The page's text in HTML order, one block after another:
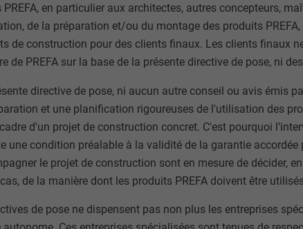
PREFA, en particulier aux architectes, autres concepteurs,
de la préparation et/ou du montage des produits
de construction pour des clients finaux. Les clients finaux
de PREFA sur la base de la présente directive de pose, ni
directive de pose, ni aucun autre conseil ou avis émis
et une planification rigoureuses de l'utilisation des
d'un projet de construction concret. C'est pourquoi
une condition préalable à la validité de la garantie accordée
le projet de construction sont en mesure de décider,
de la manière dont les produits PREFA doivent être
de pose ne dispensent pas non plus les entreprises